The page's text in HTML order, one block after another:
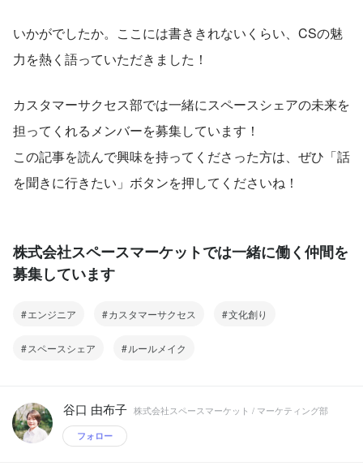
いかがでしたか。ここには書ききれないくらい、CSの魅
力を熱く語っていただきました！
カスタマーサクセス部では一緒にスペースシェアの未来を
担ってくれるメンバーを募集しています！
この記事を読んで興味を持ってくださった方は、ぜひ「話
を聞きに行きたい」ボタンを押してくださいね！
株式会社スペースマーケットでは一緒に働く仲間を
募集しています
エンジニア カスタマーサクセス 文化創り
スペースシェア ルールメイク
谷口 由布子 株式会社スペースマーケット / マーケティング部
フォロー